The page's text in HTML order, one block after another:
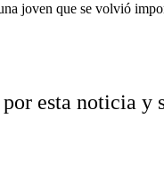
joven que se volvió
esta noticia y